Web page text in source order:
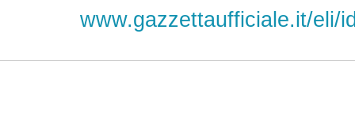
www.gazzettaufficiale.it/eli/